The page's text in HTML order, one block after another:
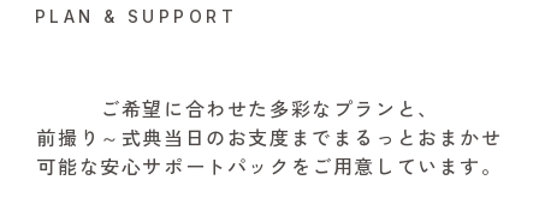
PLAN & SUPPORT
ご希望に合わせた多彩なプランと、
前撮り～式典当日のお支度までまるっとおまかせ
可能な安心サポートパックをご用意しています。